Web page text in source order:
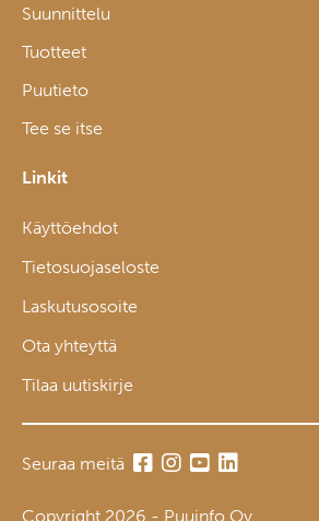
Suunnittelu
Tuotteet
Puutieto
Tee se itse
Linkit
Käyttöehdot
Tietosuojaseloste
Laskutusosoite
Ota yhteyttä
Tilaa uutiskirje
Seuraa meitä
Copyright 2026 - Puuinfo Oy